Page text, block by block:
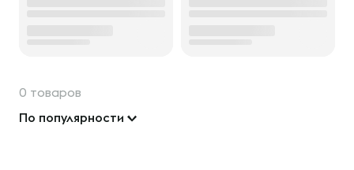
0 товаров
По популярности